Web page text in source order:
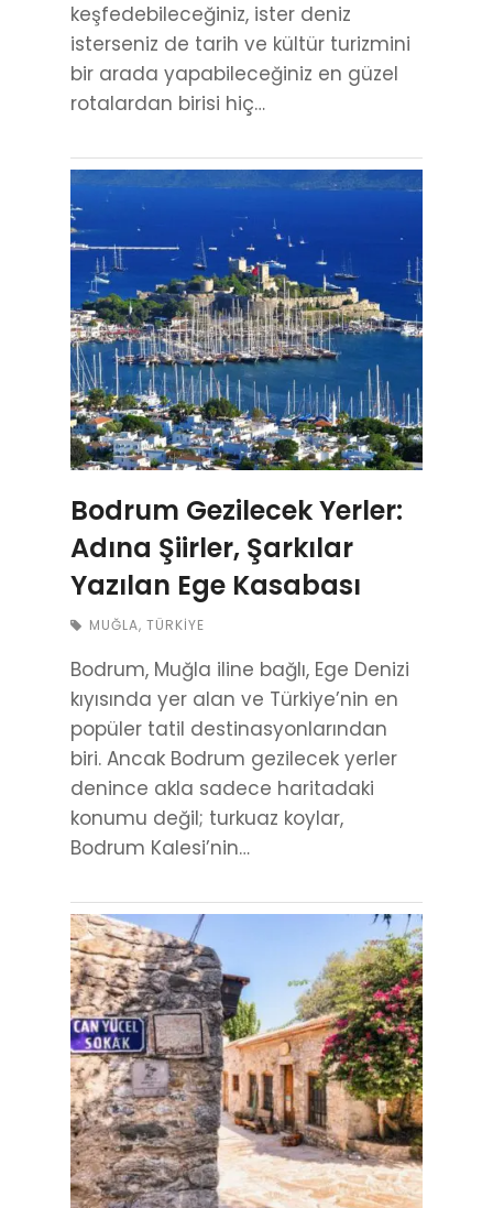
keşfedebileceğiniz, ister deniz
isterseniz de tarih ve kültür turizmini
bir arada yapabileceğiniz en güzel
rotalardan birisi hiç…
Bodrum Gezilecek Yerler:
Adına Şiirler, Şarkılar
Yazılan Ege Kasabası
MUĞLA, TÜRKIYE
Bodrum, Muğla iline bağlı, Ege Denizi
kıyısında yer alan ve Türkiye’nin en
popüler tatil destinasyonlarından
biri. Ancak Bodrum gezilecek yerler
denince akla sadece haritadaki
konumu değil; turkuaz koylar,
Bodrum Kalesi’nin…